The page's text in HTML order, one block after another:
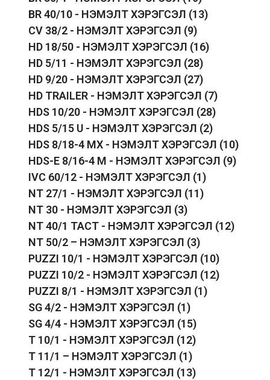
BR 40/10 - НЭМЭЛТ ХЭРЭГСЭЛ (13)
CV 38/2 - НЭМЭЛТ ХЭРЭГСЭЛ (9)
HD 18/50 - НЭМЭЛТ ХЭРЭГСЭЛ (16)
HD 5/11 - НЭМЭЛТ ХЭРЭГСЭЛ (28)
HD 9/20 - НЭМЭЛТ ХЭРЭГСЭЛ (27)
HD TRAILER - НЭМЭЛТ ХЭРЭГСЭЛ (7)
HDS 10/20 - НЭМЭЛТ ХЭРЭГСЭЛ (28)
HDS 5/15 U - НЭМЭЛТ ХЭРЭГСЭЛ (2)
HDS 8/18-4 MX - НЭМЭЛТ ХЭРЭГСЭЛ (10)
HDS-E 8/16-4 M - НЭМЭЛТ ХЭРЭГСЭЛ (9)
IVC 60/12 - НЭМЭЛТ ХЭРЭГСЭЛ (1)
NT 27/1 - НЭМЭЛТ ХЭРЭГСЭЛ (11)
NT 30 - НЭМЭЛТ ХЭРЭГСЭЛ (3)
NT 40/1 TACT - НЭМЭЛТ ХЭРЭГСЭЛ (12)
NT 50/2 – НЭМЭЛТ ХЭРЭГСЭЛ (3)
PUZZI 10/1 - НЭМЭЛТ ХЭРЭГСЭЛ (10)
PUZZI 10/2 - НЭМЭЛТ ХЭРЭГСЭЛ (12)
PUZZI 8/1 - НЭМЭЛТ ХЭРЭГСЭЛ (1)
SG 4/2 - НЭМЭЛТ ХЭРЭГСЭЛ (1)
SG 4/4 - НЭМЭЛТ ХЭРЭГСЭЛ (15)
T 10/1 - НЭМЭЛТ ХЭРЭГСЭЛ (12)
T 11/1 – НЭМЭЛТ ХЭРЭГСЭЛ (1)
T 12/1 - НЭМЭЛТ ХЭРЭГСЭЛ (13)